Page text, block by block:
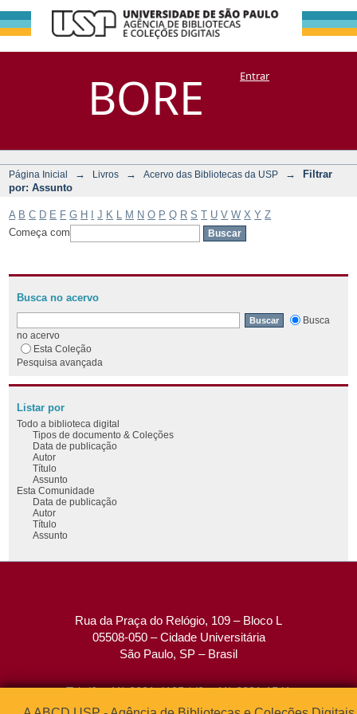
BORE
Filtrar por:
Assunto
DSpace/Manakin + CoriscoEntrar
Página Inicial → Livros → Acervo das Bibliotecas da USP →
Filtrar
por: Assunto
A B C D E F G H J K M N O P Q R S T U V W X Y Z
Começa com
Busca no acervo
Busca
no acervo
Esta Coleção
Pesquisa avançada
Listar por
Todo a biblioteca digital
Tipos de documento & Coleções
Data de publicação
Autor
Título
Assunto
Esta Comunidade
Data de publicação
Autor
Título
Assunto
Rua da Praça do Relógio, 109 – Bloco L
05508-050 – Cidade Universitária
São Paulo, SP – Brasil
Tel: (0xx11) 3091-4195 / (0xx11) 3091-1541
Fax: (0xx11) 3091-1567